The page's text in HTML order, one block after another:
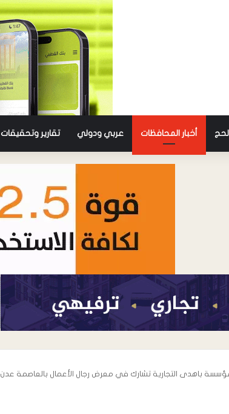
لحج أخبار المحافظات عربي ودولي تقارير وتحقيقات
باهدى التجارية تشارك في معرض رجال الأعمال بالعاصمة عدن